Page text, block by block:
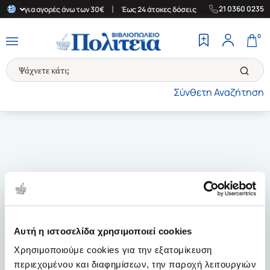
Αυτή η ιστοσελίδα χρησιμοποιεί cookies
Χρησιμοποιούμε cookies για την εξατομίκευση
περιεχομένου και διαφημίσεων, την παροχή λειτουργιών
για αγορές άνω των 30€ Έως 24 άτοκες δόσεις | Δωρεάν
21 0360 0235
Σύνθετη Αναζήτηση
0